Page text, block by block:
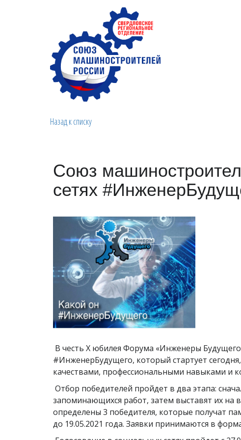
Назад к списку
Союз
сетях
В честь X юбилея Форума «Инженеры
#ИнженерБудущего, который стартует
качествами, профессиональными навыками и
Отбор победителей пройдет в два этапа:
запоминающихся работ, затем выставят их на
определены 3 победителя, которые получат
до 19.05.2021 года. Заявки принимаются в